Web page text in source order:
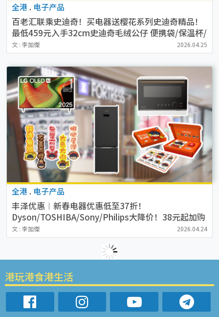
全港 . 电子产品
百老汇联乘史迪奇！买电器送樱花系列史迪奇精品！
最低459元入手32cm史迪奇毛绒公仔 便携袋/保温杯/
餐具
文 : 李加傑 2026.04.25
全港 . 电子产品
丰泽优惠︱新春电器优惠低至37折！
Dyson/TOSHIBA/Sony/Philips大降价！38元起加购
鱼虾蟹游戏套装
文 : 李加傑 2026.04.24
港玩港食港生活